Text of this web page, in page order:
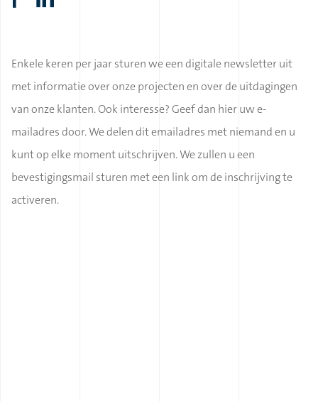
Enkele keren per jaar sturen we een digitale newsletter uit
met informatie over onze projecten en over de uitdagingen
van onze klanten. Ook interesse? Geef dan hier uw e-
mailadres door. We delen dit emailadres met niemand en u
kunt op elke moment uitschrijven. We zullen u een
bevestigingsmail sturen met een link om de inschrijving te
activeren.